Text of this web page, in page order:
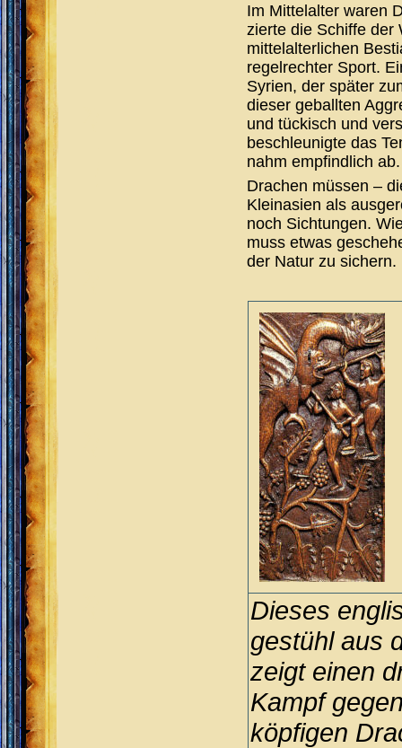
Im Mittelalter waren
zierte die Schiffe der
mittelalterlichen
regelrechter Sport.
Syrien, der später
dieser geballten
und tückisch und
beschleunigte das
nahm empfindlich ab.
Drachen müssen –
Kleinasien als
noch Sichtungen.
muss etwas
der Natur zu sichern.
Dieses
gestühl aus
zeigt einen
Kampf
köpfigen